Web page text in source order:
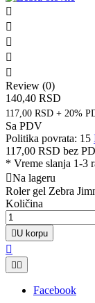





Review (0)
140,40 RSD
117,00 RSD + 20%
Sa PDV
Politika povrata: 15
117,00 RSD bez
* Vreme slanja 1-3
Na lageru
Roler gel Zebra
Količina
 U korpu

 
Facebook